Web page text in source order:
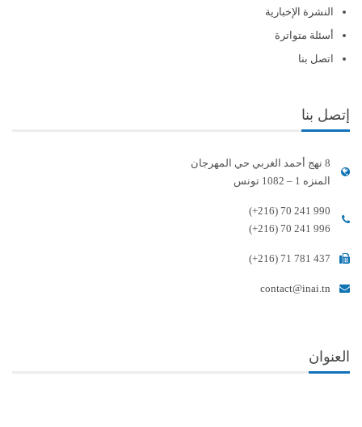
النشرة الإخبارية
أسئلة متواترة
اتصل بنا
إتصل بنا
8 نهج أحمد الغربي حي المهرجان
المنزه 1 – 1082 تونس
(+216) 70 241 990
(+216) 70 241 996
(+216) 71 781 437
contact@inai.tn
العنوان